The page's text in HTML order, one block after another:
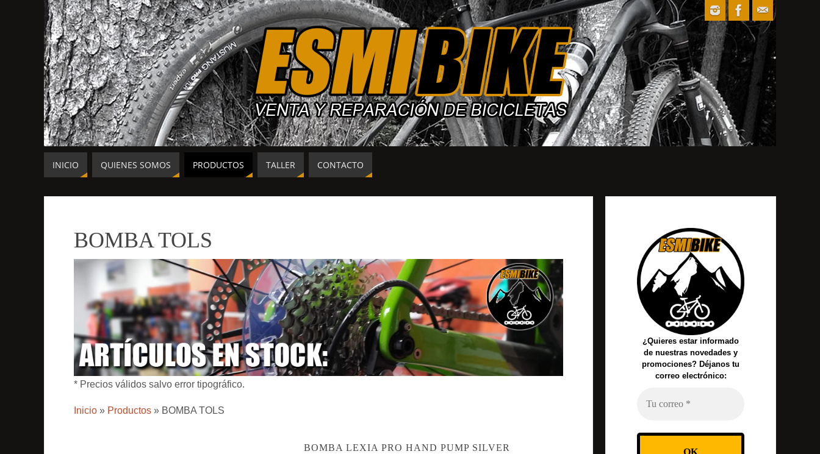
INICIO QUIENES SOMOS PRODUCTOS TALLER CONTACTO
BOMBA TOLS
* Precios válidos salvo error tipográfico.
Inicio » Productos » BOMBA TOLS
BOMBA LEXIA PRO HAND PUMP SILVER
¿Quieres estar informado
de nuestras novedades y
promociones? Déjanos tu
correo electrónico: